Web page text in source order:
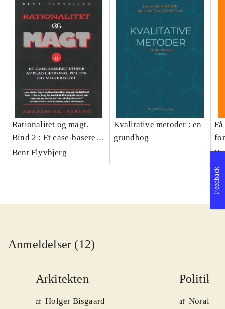
Rationalitet og magt.
Bind 2 : Et case-baseret
studie af planlægning,
Bent Flyvbjerg
Kvalitative metoder : en
grundbog
Anmeldelser (12)
Arkitekten
af Holger Bisgaard
Politiken
af Noralv
Feedback